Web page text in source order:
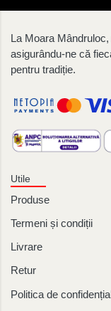
La Moara
asigurându-ne că
pentru tradiție.
Utile
Produse
Termeni și condiții
Livrare
Retur
Politica de